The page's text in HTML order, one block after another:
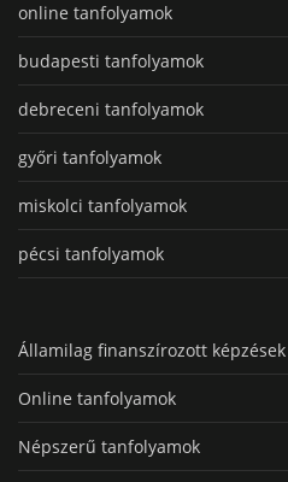
online tanfolyamok
budapesti tanfolyamok
debreceni tanfolyamok
győri tanfolyamok
miskolci tanfolyamok
pécsi tanfolyamok
Államilag finanszírozott képzések
Online tanfolyamok
Népszerű tanfolyamok